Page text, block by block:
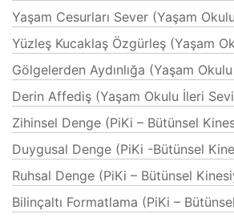
Yaşam Cesurları Sever (Yaşam
Yüzleş Kucaklaş Özgürleş (Yaşam
Gölgelerden Aydınlığa (Yaşam
Derin Affediş (Yaşam Okulu İleri
Zihinsel Denge (PiKi – Bütünsel
Duygusal Denge (PiKi -Bütünsel
Ruhsal Denge (PiKi – Bütünsel
Bilinçaltı Formatlama (PiKi –